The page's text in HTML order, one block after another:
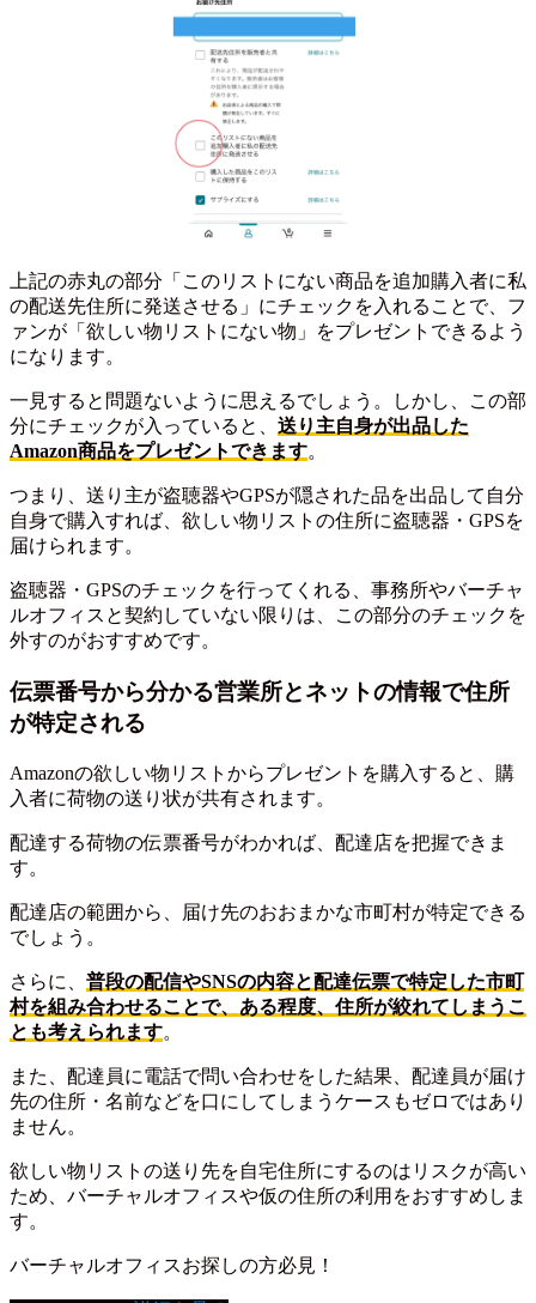
上記の赤丸の部分「このリストにない商品を追加購入者に私
の配送先住所に発送させる」にチェックを入れることで、フ
ァンが「欲しい物リストにない物」をプレゼントできるよう
になります。
一見すると問題ないように思えるでしょう。しかし、この部
分にチェックが入っていると、 送り主自身が出品した
Amazon商品をプレゼントできます。
つまり、送り主が盗聴器やGPSが隠された品を出品して自分
自身で購入すれば、欲しい物リストの住所に盗聴器・GPSを
届けられます。
盗聴器・GPSのチェックを行ってくれる、事務所やバーチャ
ルオフィスと契約していない限りは、この部分のチェックを
外すのがおすすめです。
伝票番号から分かる営業所とネットの情報で住所
が特定される
Amazonの欲しい物リストからプレゼントを購入すると、購
入者に荷物の送り状が共有されます。
配達する荷物の伝票番号がわかれば、配達店を把握できま
す。
配達店の範囲から、届け先のおおまかな市町村が特定できる
でしょう。
さらに、 普段の配信やSNSの内容と配達伝票で特定した市町
村を組み合わせることで、ある程度、住所が絞れてしまうこ
とも考えられます。
また、配達員に電話で問い合わせをした結果、配達員が届け
先の住所・名前などを口にしてしまうケースもゼロではあり
ません。
欲しい物リストの送り先を自宅住所にするのはリスクが高い
ため、バーチャルオフィスや仮の住所の利用をおすすめしま
す。
バーチャルオフィスお探しの方必見！